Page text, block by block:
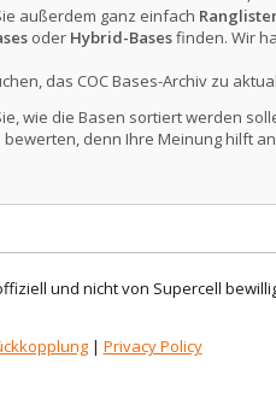
außerdem ganz einfach
oder Hybrid-Basesfinden. Wir
das COC Bases-Archiv zu
wie die Basen sortiert werden
bewerten, denn Ihre Meinung hilft
und nicht von Supercell
| Privacy Policy